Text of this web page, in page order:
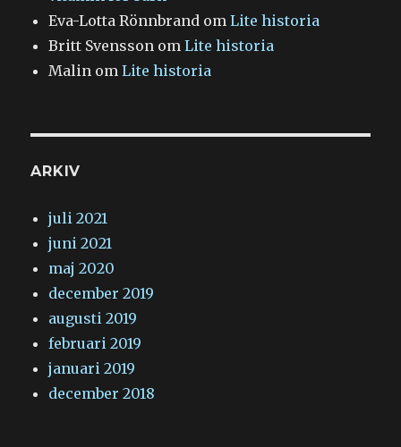
Eva-Lotta Rönnbrand omLite historia
Britt Svensson omLite historia
Malin omLite historia
ARKIV
juli 2021
juni 2021
maj 2020
december 2019
augusti 2019
februari 2019
januari 2019
december 2018